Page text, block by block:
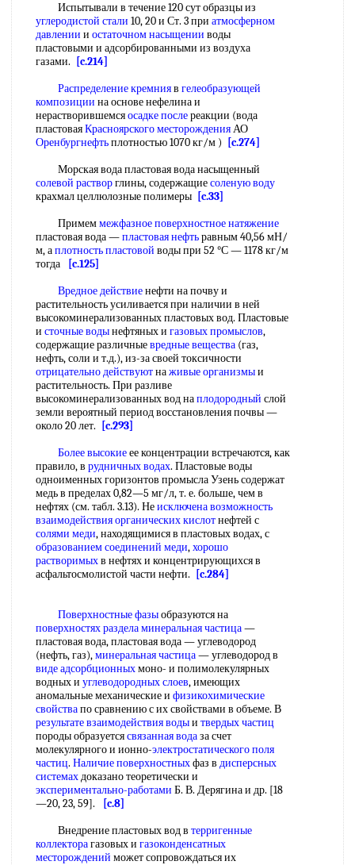
Испытывали в течение 120 сут образцы из
углеродистой стали 10, 20 и Ст. 3 при атмосферном
давлении и остаточном насыщении воды
пластовыми и адсорбированными из воздуха
газами.
[c.214]
Распределение кремнияв гелеобразующей
композиции на основе нефелина и
нерастворившемсяосадке послереакции (вода
пластоваяКрасноярского месторожденияАО
Оренбургнефтьплотностью 1070 кг/м )
[c.274]
Морская вода пластовая вода насыщенный
солевой растворглины, содержащиесоленую воду
крахмал целлюлозные полимеры [c.33]
Примеммежфазное поверхностное натяжение
пластовая вода —пластовая нефтьравным 40,56 мН/
м, аплотность пластовой воды при 52 °С — 1178 кг/м
тогда
[c.125]
Вредное действиенефти на почву и
растительность усиливается при наличии в ней
высокоминерализованных пластовых вод. Пластовые
и сточные водынефтяных и газовых промыслов,
содержащие различныевредные вещества (газ,
нефть, соли и т.д.), из-за своей токсичности
отрицательно действуютнаживые организмыи
растительность. При разливе
высокоминерализованных вод наплодородный слой
земли вероятный период восстановления почвы —
около 20 лет.
[c.293]
Более высокиеее концентрации встречаются, как
правило, в рудничных водах. Пластовые воды
одноименных горизонтов промысла Узень содержат
медь в пределах 0,82—5 мг/л, т. е. больше, чем в
нефтях (см. табл. 3.13). Неисключена возможность
взаимодействия органических кислотнефтей с
солями меди, находящимися в пластовых водах, с
образованием соединений меди,хорошо
растворимыхв нефтях и концентрирующихся в
асфальтосмолистой части нефти.
[c.284]
Поверхностные фазыобразуются на
поверхностях разделаминеральная частица—
пластовая вода, пластовая вода — углеводород
(нефть, газ),минеральная частица— углеводород в
виде адсорбционныхмоно- и полимолекулярных
водных и углеводородных слоев, имеющих
аномальные механические и физикохимические
свойствапо сравнению с их свойствами в объеме. В
результате взаимодействия водыи твердых частиц
породы образуетсясвязанная водаза счет
молекулярного и ионно-электростатического поля
частиц. Наличие поверхностныхфаз в дисперсных
системахдоказано теоретически и
экспериментально-работами Б. В. Дерягина и др. [18
—20, 23, 59].
[c.8]
Внедрение пластовых вод в терригенные
коллекторагазовых и газоконденсатных
месторождений может сопровождаться их